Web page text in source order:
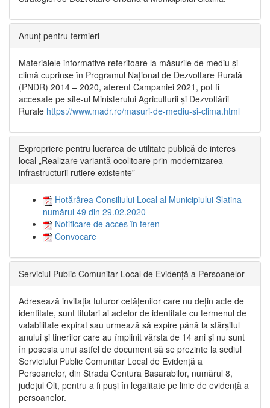
Anunț pentru fermieri
Materialele informative referitoare la măsurile de mediu și
climă cuprinse în Programul Național de Dezvoltare Rurală
(PNDR) 2014 – 2020, aferent Campaniei 2021, pot fi
accesate pe site-ul Ministerului Agriculturii și Dezvoltării
Rurale https://www.madr.ro/masuri-de-mediu-si-clima.html
Expropriere pentru lucrarea de utilitate publică de interes
local „Realizare variantă ocolitoare prin modernizarea
infrastructurii rutiere existente”
Hotărârea Consiliului Local al Municipiului Slatina
numărul 49 din 29.02.2020
Notificare de acces în teren
Convocare
Serviciul Public Comunitar Local de Evidență a Persoanelor
Adresează invitația tuturor cetățenilor care nu dețin acte de
identitate, sunt titulari ai actelor de identitate cu termenul de
valabilitate expirat sau urmează să expire până la sfârșitul
anului și tinerilor care au împlinit vârsta de 14 ani și nu sunt
în posesia unui astfel de document să se prezinte la sediul
Serviciului Public Comunitar Local de Evidență a
Persoanelor, din Strada Centura Basarabilor, numărul 8,
județul Olt, pentru a fi puși în legalitate pe linie de evidență a
persoanelor.